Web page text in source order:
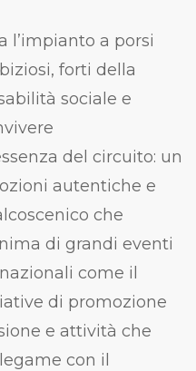
l’impianto a porsi
forti della
sociale e
del circuito: un
autentiche e
che
di grandi eventi
come il
di promozione
e attività che
con il